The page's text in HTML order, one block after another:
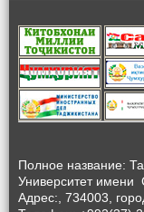
Полное название:
Университет имени
Адрес:, 734003,